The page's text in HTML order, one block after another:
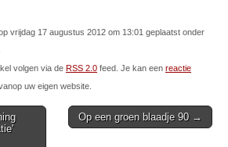
vrijdag 17 augustus 2012 om 13:01 geplaatst onder
volgen via de RSS 2.0 feed. Je kan een reactie
uw eigen website.
Op een groen blaadje 90 →